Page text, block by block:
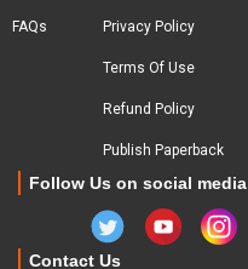
FAQs Privacy Policy
Terms Of Use
Refund Policy
Publish Paperback
Follow Us on social media
Contact Us